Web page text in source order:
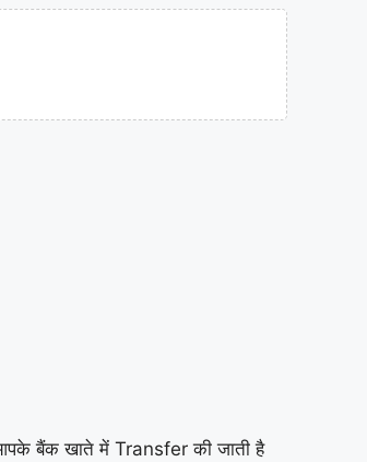
आपके बैंक खाते में Transfer की जाती है